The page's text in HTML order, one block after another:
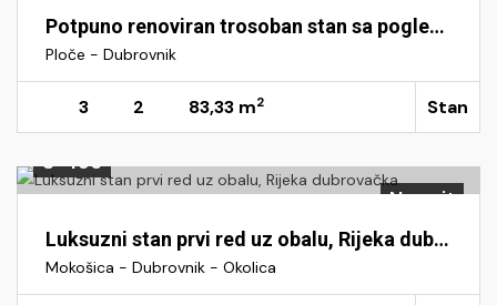
Potpuno renoviran trosoban stan sa pogledom na more i gradske zidine, Dubrovnik
Ploče - Dubrovnik
3 2 83,33 m2 Stan
Na upit
S-496
Luksuzni stan prvi red uz obalu, Rijeka dubrovačka
Mokošica - Dubrovnik - Okolica